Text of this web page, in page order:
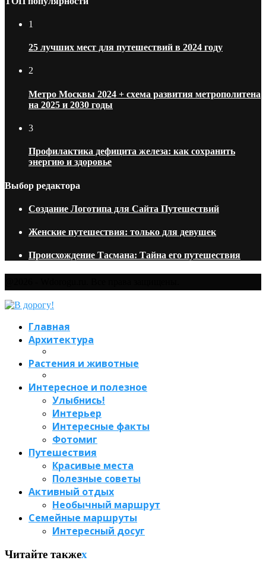
1
25 лучших мест для путешествий в 2024 году
2
Метро Москвы 2024 + схема развития метрополитена
на 2025 и 2030 годы
3
Профилактика дефицита железа: как сохранить
энергию и здоровье
Выбор редактора
Создание Логотипа для Сайта Путешествий
Женские путешествия: только для девушек
Происхождение Тасмана: Тайна его путешествия
Главная
Архитектура
Растения и животные
Интересное и полезное
Улыбнись!
Интерьер
Интересные факты
Фотомиг
Путешествия
Красивые места
Полезные советы
Активный отдых
Необычный маршрут
Семейные маршруты
Интересный досуг
Читайте такжеx